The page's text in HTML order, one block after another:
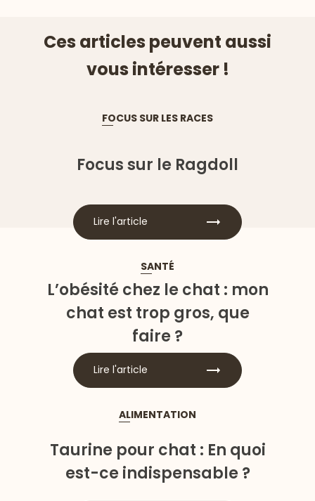
Ces articles peuvent aussi
vous intéresser !
FOCUS SUR LES RACES
Focus sur le Ragdoll
Lire l'article
SANTÉ
L’obésité chez le chat : mon
chat est trop gros, que
faire ?
Lire l'article
ALIMENTATION
Taurine pour chat : En quoi
est-ce indispensable ?